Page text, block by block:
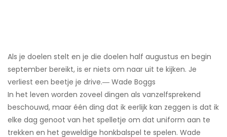
Als je doelen stelt en je die doelen half augustus en begin
september bereikt, is er niets om naar uit te kijken. Je
verliest een beetje je drive.― Wade Boggs
In het leven worden zoveel dingen als vanzelfsprekend
beschouwd, maar één ding dat ik eerlijk kan zeggen is dat ik
elke dag genoot van het spelletje om dat uniform aan te
trekken en het geweldige honkbalspel te spelen. Wade